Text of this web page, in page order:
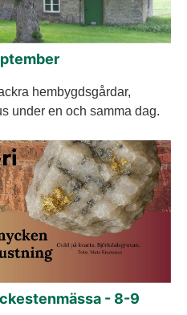
hembygdsgårdar,
under en och samma dag.
- 8-9